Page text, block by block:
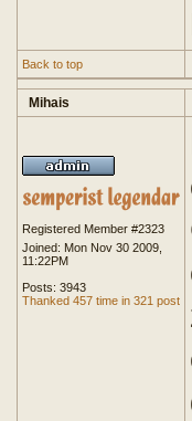
Back to top
Mihais
Registered Member #2323
Joined: Mon Nov 30 2009,
11:22PM
Posts: 3943
Thanked 457 time in 321 post